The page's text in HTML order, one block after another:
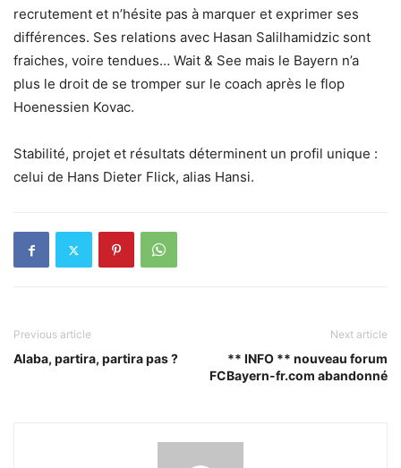
recrutement et n’hésite pas à marquer et exprimer ses
différences. Ses relations avec Hasan Salilhamidzic sont
fraiches, voire tendues… Wait & See mais le Bayern n’a
plus le droit de se tromper sur le coach après le flop
Hoenessien Kovac.
Stabilité, projet et résultats déterminent un profil unique :
celui de Hans Dieter Flick, alias Hansi.
Previous article
Alaba, partira, partira pas ?
Next article
** INFO ** nouveau forum
FCBayern-fr.com abandonné